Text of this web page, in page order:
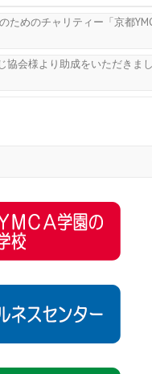
ためのチャリティー「京都
協会様より助成をいただきま